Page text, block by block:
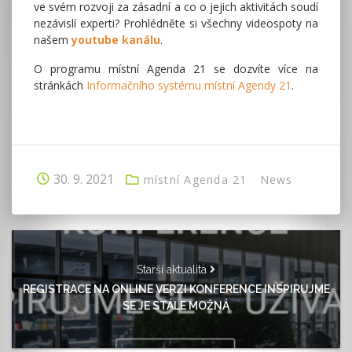
ve svém rozvoji za zásadní a co o jejich aktivitách soudí
nezávislí experti? Prohlédněte si všechny videospoty na
našemyoutube kanálu.
O programu místní Agenda 21 se dozvíte více na
stránkách Informačního systému místní Agendy 21 .
30. 9. 2021 místní Agenda 21 News
Starší aktualita
REGISTRACE NA ONLINE VERZI KONFERENCE INSPIRUJME
SE JE STÁLE MOŽNÁ